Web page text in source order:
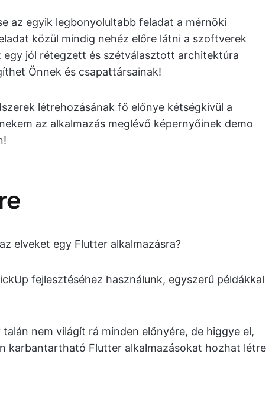
az egyik legbonyolultabb feladat a mérnöki
közül mindig nehéz előre látni a szoftverek
egy jól rétegzett és szétválasztott architektúra
Önnek és csapattársainak!
létrehozásának fő előnye kétségkívül a
az alkalmazás meglévő képernyőinek demo
elveket egy Flutter alkalmazásra?
fejlesztéséhez használunk, egyszerű példákkal
nem világít rá minden előnyére, de higgye el,
karbantartható Flutter alkalmazásokat hozhat létre